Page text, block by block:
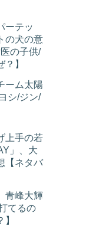
ーテッ
の犬の意
の子供/
】
ーム太陽
シ/ジン/
上手の若
」、大
【ネタバ
青峰大輝
てるの